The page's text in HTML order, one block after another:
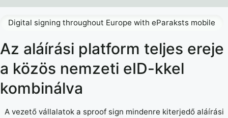
Az aláírási platform teljes ereje
a közös nemzeti eID-kkel
kombinálva
A vezető vállalatok a sproof sign mindenre kiterjedő aláírási
Digital signing throughout Europe with eParaksts mobile